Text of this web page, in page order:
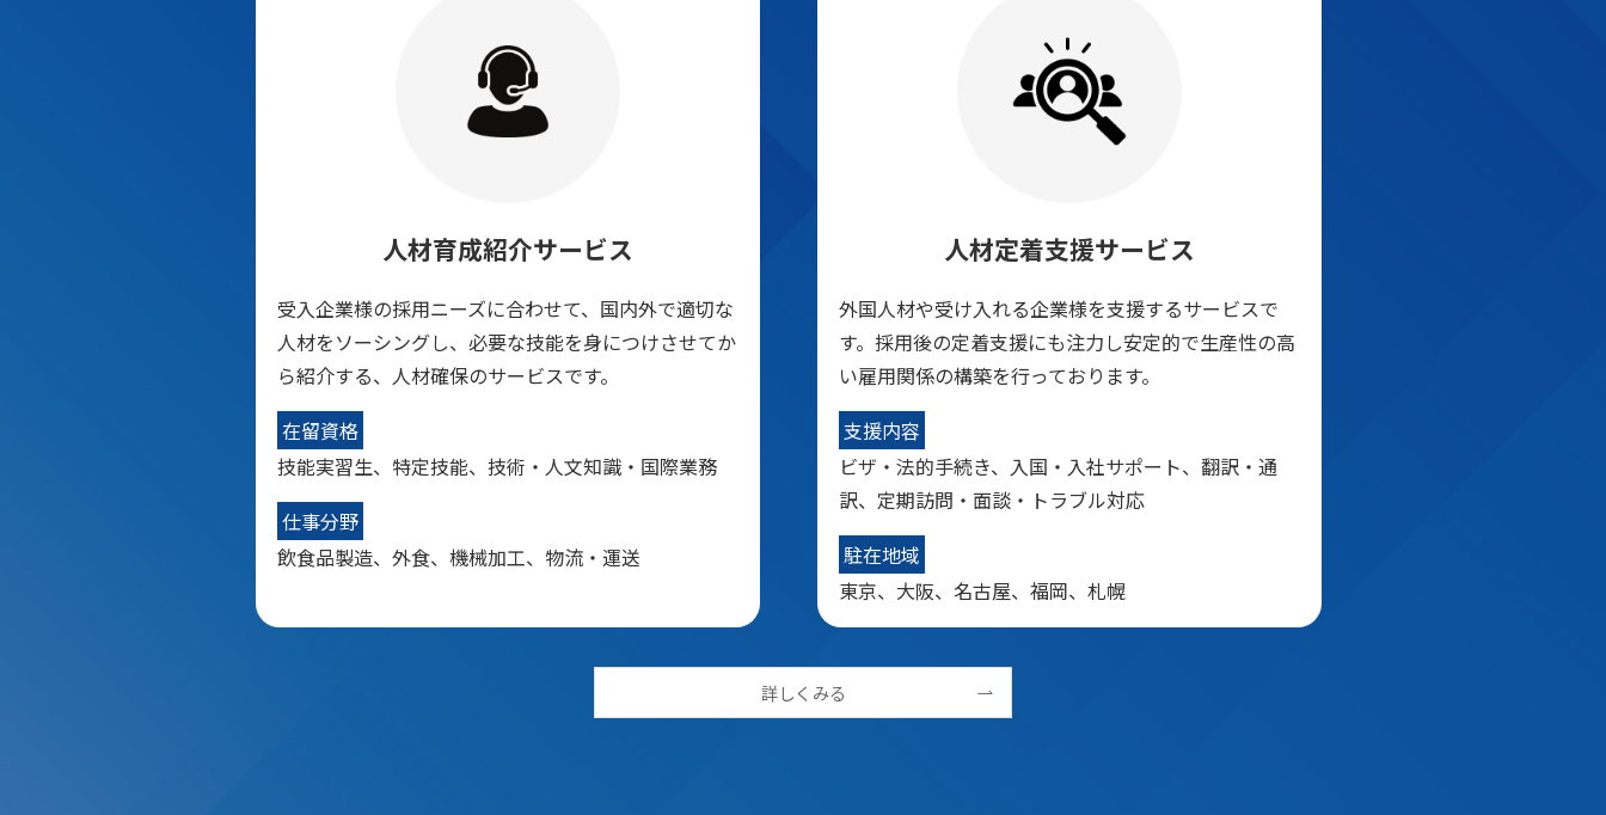
人材育成紹介サービス
受入企業様の採用ニーズに合わせて、国内外で適切な
人材をソーシングし、必要な技能を身につけさせてか
ら紹介する、人材確保のサービスです。
在留資格
技能実習生、特定技能、技術・人文知識・国際業務
仕事分野
飲食品製造、外食、機械加工、物流・運送
人材定着支援サービス
外国人材や受け入れる企業様を支援するサービスで
す。採用後の定着支援にも注力し安定的で生産性の高
い雇用関係の構築を行っております。
支援内容
ビザ・法的手続き、入国・入社サポート、翻訳・通
訳、定期訪問・面談・トラブル対応
駐在地域
東京、大阪、名古屋、福岡、札幌
詳しくみる